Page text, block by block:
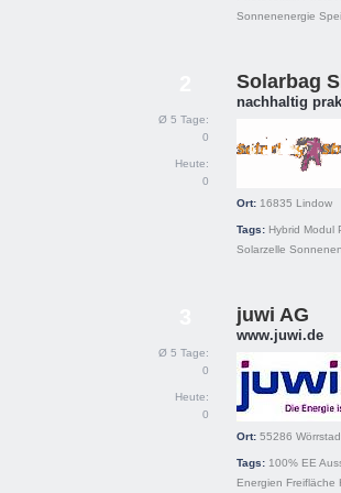
Sonnenenergie
Ø 5 Tage:
0
Heute:
0
Solarbag
nachhaltig
Ort: 16835 Lindow
Tags: Hybrid Modul
Solarzelle
Ø 5 Tage:
0
Heute:
0
juwi AG
www.juwi.de
Ort: 55286
Tags: 100% EE
Energien Freifläche